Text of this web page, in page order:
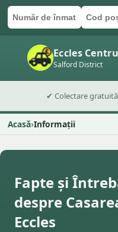
Salford District
✔ Colectare gratuită
Acasă Informații
Fapte și
despre
Eccles